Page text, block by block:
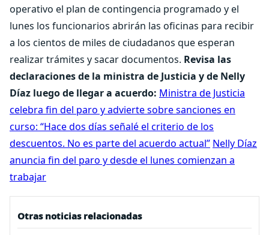
operativo el plan de contingencia programado y el
lunes los funcionarios abrirán las oficinas para recibir
a los cientos de miles de ciudadanos que esperan
realizar trámites y sacar documentos. Revisa las
declaraciones de la ministra de Justicia y de Nelly
Díaz luego de llegar a acuerdo: Ministra de Justicia
celebra fin del paro y advierte sobre sanciones en
curso: “Hace dos días señalé el criterio de los
descuentos. No es parte del acuerdo actual” Nelly Díaz
anuncia fin del paro y desde el lunes comienzan a
trabajar
Otras noticias relacionadas